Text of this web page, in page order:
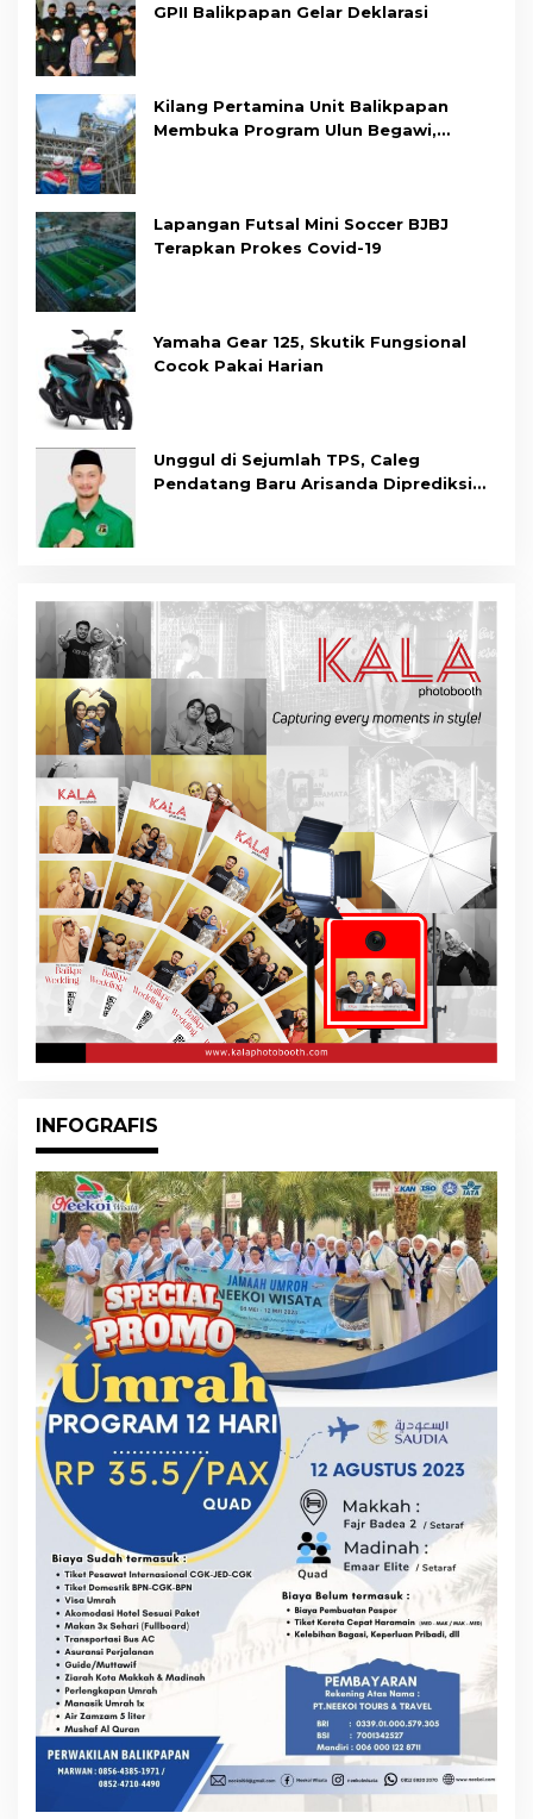
GPII Balikpapan Gelar Deklarasi
Kilang Pertamina Unit Balikpapan
Membuka Program Ulun Begawi,
Lapangan Futsal Mini Soccer BJBJ
Terapkan Prokes Covid-19
Yamaha Gear 125, Skutik Fungsional
Cocok Pakai Harian
Unggul di Sejumlah TPS, Caleg
Pendatang Baru Arisanda Diprediksi
INFOGRAFIS